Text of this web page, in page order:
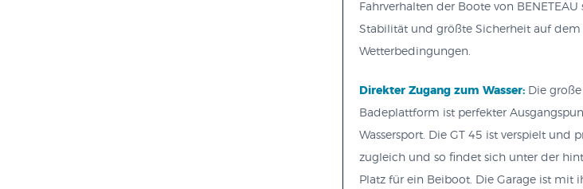
Fahrverhalten der Boote von BENETEAU
Stabilität und größte Sicherheit auf dem
Wetterbedingungen.
Direkter Zugang zum Wasser: Die
Badeplattform ist perfekter
Wassersport. Die GT 45 ist verspielt und
zugleich und so findet sich unter der
Platz für ein Beiboot. Die Garage ist mit